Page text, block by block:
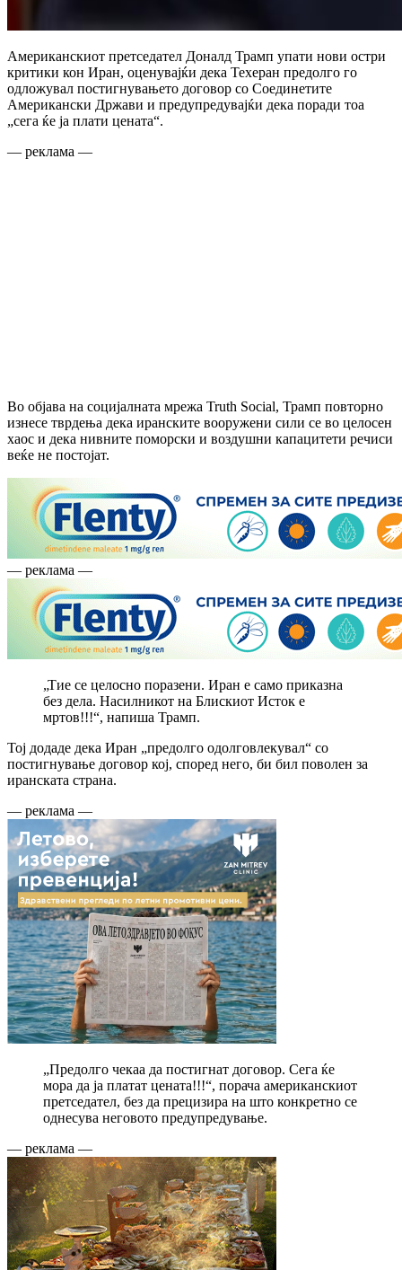
Американскиот претседател Доналд Трамп упати нови остри
критики кон Иран, оценувајќи дека Техеран предолго го
одложувал постигнувањето договор со Соединетите
Американски Држави и предупредувајќи дека поради тоа
„сега ќе ја плати цената“.
— реклама —
Во објава на социјалната мрежа Truth Social, Трамп повторно
изнесе тврдења дека иранските вооружени сили се во целосен
хаос и дека нивните поморски и воздушни капацитети речиси
веќе не постојат.
— реклама —
„Тие се целосно поразени. Иран е само приказна
без дела. Насилникот на Блискиот Исток е
мртов!!!“, напиша Трамп.
Тој додаде дека Иран „предолго одолговлекувал“ со
постигнување договор кој, според него, би бил поволен за
иранската страна.
— реклама —
„Предолго чекаа да постигнат договор. Сега ќе
мора да ја платат цената!!!“, порача американскиот
претседател, без да прецизира на што конкретно се
однесува неговото предупредување.
— реклама —